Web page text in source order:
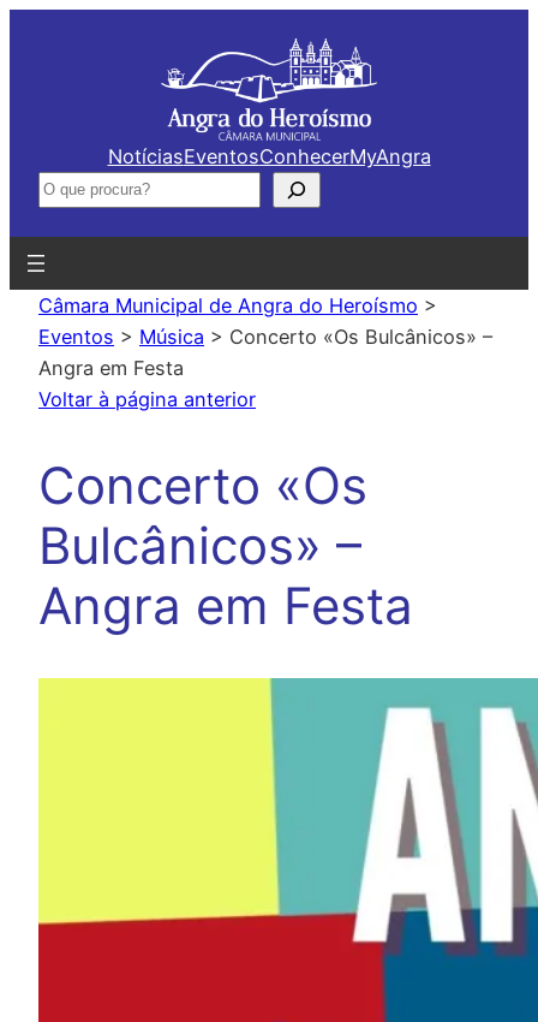
NotíciasEventosConhecerMyAngra
Pesquisar
Câmara Municipal de Angra do Heroísmo >
Eventos > Música > Concerto «Os Bulcânicos» –
Angra em Festa
Voltar à página anterior
Concerto «Os
Bulcânicos» –
Angra em Festa